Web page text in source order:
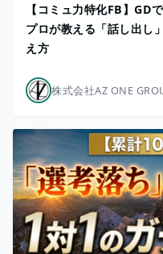
【コミュ力特化FB】GD
プロが教える「話し出し
え方
株式会社AZ ONE